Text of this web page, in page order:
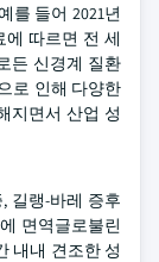
를 들어 2021년
에 따르면 전 세
든 신경계 질환
로 인해 다양한
지면서 산업 성
길랭-바레 증후
면역글로불린
내내 견조한 성